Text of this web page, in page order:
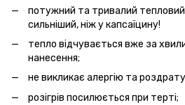
потужний та тривалий тепловий
сильніший, ніж у капсаїцину!
тепло відчувається вже за
нанесення;
не викликає алергію та
розігрів посилюється при терті;